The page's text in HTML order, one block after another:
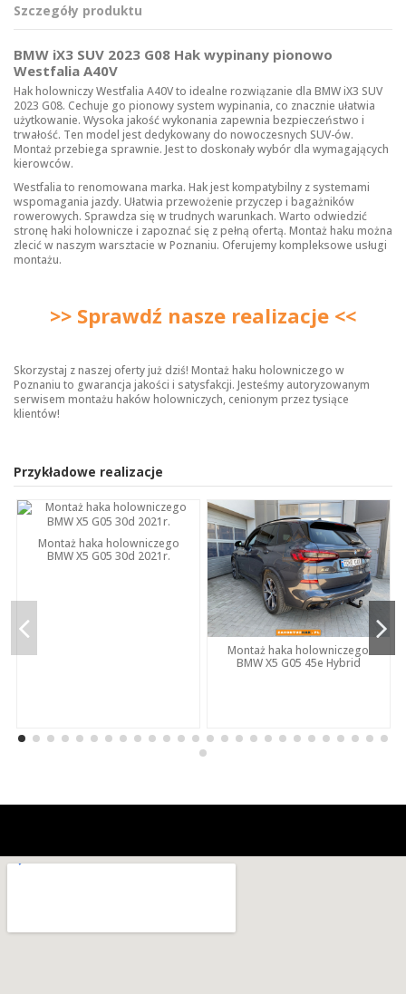
Szczegóły produktu
BMW iX3 SUV 2023 G08 Hak wypinany pionowo
Westfalia A40V
Hak holowniczy Westfalia A40V to idealne rozwiązanie dla BMW iX3 SUV
2023 G08. Cechuje go pionowy system wypinania, co znacznie ułatwia
użytkowanie. Wysoka jakość wykonania zapewnia bezpieczeństwo i
trwałość. Ten model jest dedykowany do nowoczesnych SUV-ów.
Montaż przebiega sprawnie. Jest to doskonały wybór dla wymagających
kierowców.
Westfalia to renomowana marka. Hak jest kompatybilny z systemami
wspomagania jazdy. Ułatwia przewożenie przyczep i bagażników
rowerowych. Sprawdza się w trudnych warunkach. Warto odwiedzić
stronęhaki holownicze i zapoznać się z pełną ofertą. Montaż haku można
zlecić w naszym warsztacie w Poznaniu. Oferujemy kompleksowe usługi
montażu.
>> Sprawdź nasze realizacje <<
Skorzystaj z naszej oferty już dziś! Montaż haku holowniczego w
Poznaniu to gwarancja jakości i satysfakcji. Jesteśmy autoryzowanym
serwisem montażu haków holowniczych, cenionym przez tysiące
klientów!
Przykładowe realizacje
Montaż haka holowniczego
BMW X5 G05 30d 2021r.
Montaż haka holowniczego
BMW X5 G05 45e Hybrid